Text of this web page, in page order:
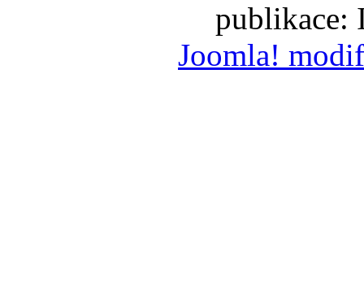
publikace:
Joomla!